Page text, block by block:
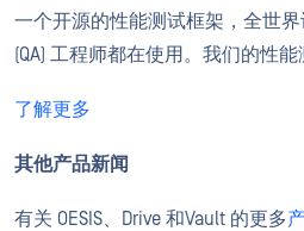
一个开源的性能测试框架，全世
(QA) 工程师都在使用。我们的性
了解更多
其他产品新闻
有关 OESIS、Drive 和Vault 的更多